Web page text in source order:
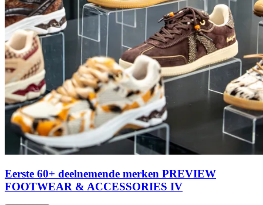
Eerste 60+ deelnemende merken PREVIEW
FOOTWEAR & ACCESSORIES IV